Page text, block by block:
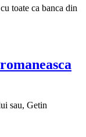
toate ca banca din
sau, Getin